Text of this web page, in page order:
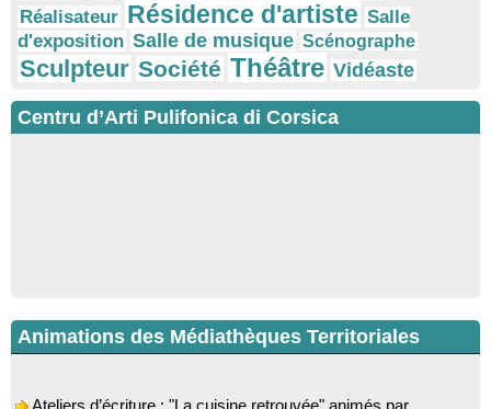
Réalisateur Résidence d'artiste Salle
d'exposition Salle de musique Scénographe
Sculpteur Société Théâtre Vidéaste
Centru d’Arti Pulifonica di Corsica
Animations des Médiathèques Territoriales